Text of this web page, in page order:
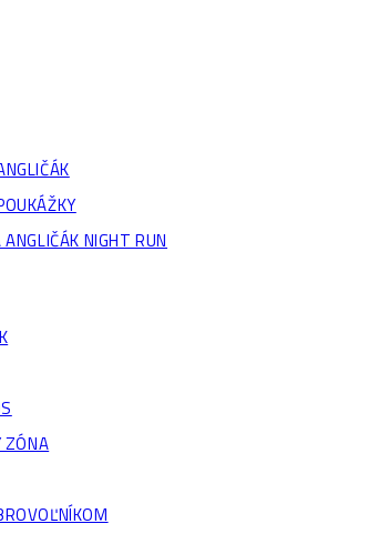
NIGHT RUN
ZÓNA